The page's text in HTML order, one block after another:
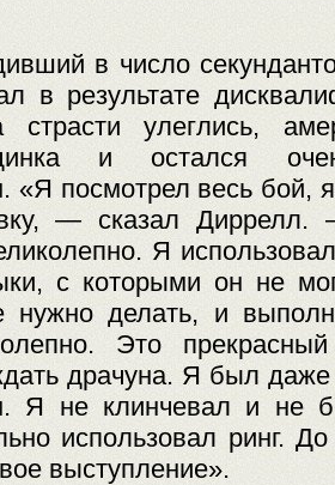
в число
в результате
страсти улеглись,
и остался
«Я посмотрел весь бой,
— сказал
Я
с которыми он не
нужно делать, и
Это
драчуна. Я был
Я не клинчевал и не
использовал ринг.
выступление».